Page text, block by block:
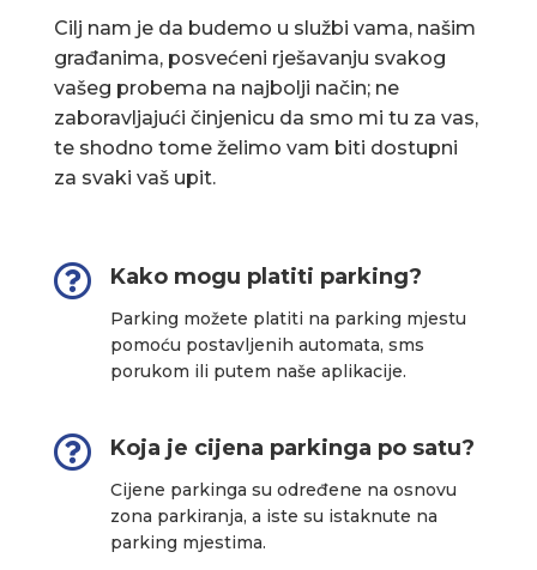
Cilj nam je da budemo u službi vama, našim
građanima, posvećeni rješavanju svakog
vašeg probema na najbolji način; ne
zaboravljajući činjenicu da smo mi tu za vas,
te shodno tome želimo vam biti dostupni
za svaki vaš upit.
 Kako mogu platiti parking?
Parking možete platiti na parking mjestu
pomoću postavljenih automata, sms
porukom ili putem naše aplikacije.
 Koja je cijena parkinga po satu?
Cijene parkinga su određene na osnovu
zona parkiranja, a iste su istaknute na
parking mjestima.